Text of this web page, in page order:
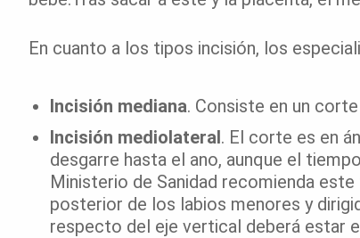
En cuanto a los tipos incisión, los
Incisión mediana. Consiste en un
Incisión mediolateral. El corte es en
desgarre hasta el ano, aunque el
Ministerio de Sanidad recomienda
posterior de los labios menores y
respecto del eje vertical deberá estar